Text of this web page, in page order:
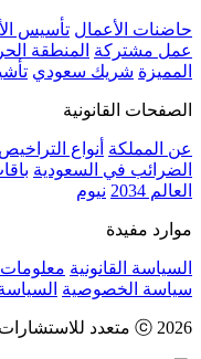
حاضنات الأعمال تأسيس
عمل مشتركة المنطقة
المميزة شريك سعودي
الصفحات القانونية
عن المملكة أنواع التراخيص
الضرائب في السعودية
العالم 2034
نيوم
موارد مفيدة
السياسة القانونية معلومات
سياسة الخصوصية
ⓒ 2026 متعدد للاستشارات. جميع الحقوق محفوظة.